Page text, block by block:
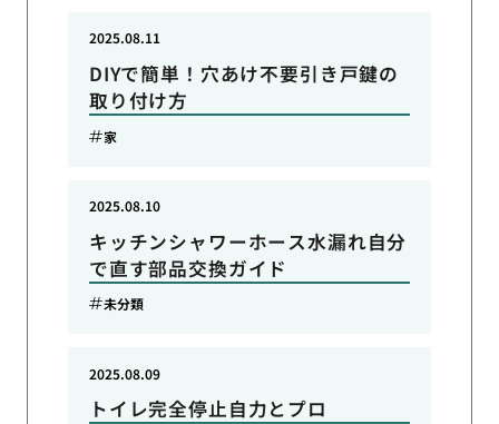
DIYで簡単！穴あけ不要引き戸鍵の
取り付け方
2025.08.11
家
キッチンシャワーホース水漏れ自分
で直す部品交換ガイド
2025.08.10
未分類
トイレ完全停止自力とプロ
2025.08.09